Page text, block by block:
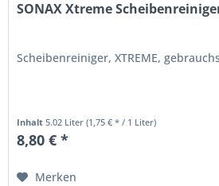
SONAX Xtreme
Scheibenreiniger, XTREME,
Inhalt5.02 Liter(1,75 € * / 1 Liter)
8,80 € *
Merken